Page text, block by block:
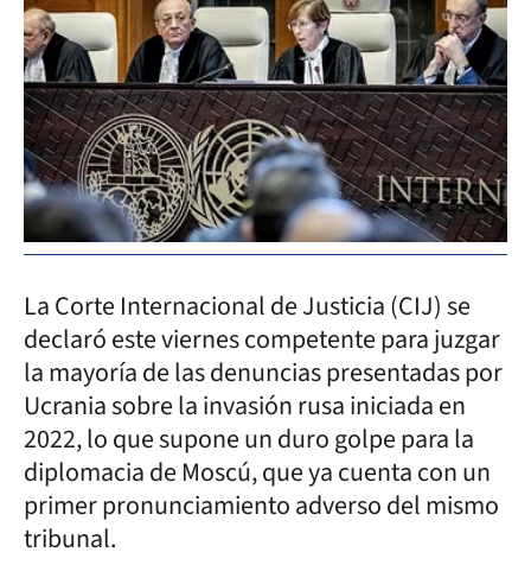
La Corte Internacional de Justicia (CIJ) se
declaró este viernes competente para juzgar
la mayoría de las denuncias presentadas por
Ucrania sobre la invasión rusa iniciada en
2022, lo que supone un duro golpe para la
diplomacia de Moscú, que ya cuenta con un
primer pronunciamiento adverso del mismo
tribunal.